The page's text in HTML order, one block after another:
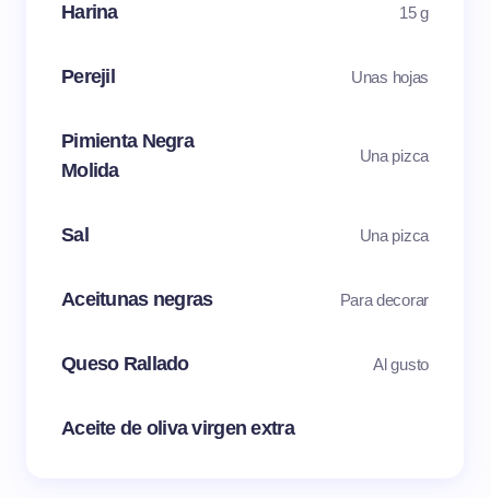
Harina 15 g
Perejil Unas hojas
Pimienta Negra
Molida
Una pizca
Sal Una pizca
Aceitunas negras Para decorar
Queso Rallado Al gusto
Aceite de oliva virgen extra